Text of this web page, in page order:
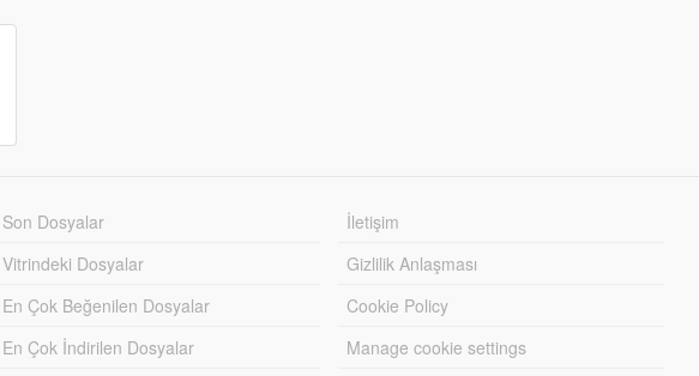
Son Dosyalar
Vitrindeki Dosyalar
En Çok Beğenilen Dosyalar
En Çok İndirilen Dosyalar
İletişim
Gizlilik Anlaşması
Cookie Policy
Manage cookie settings